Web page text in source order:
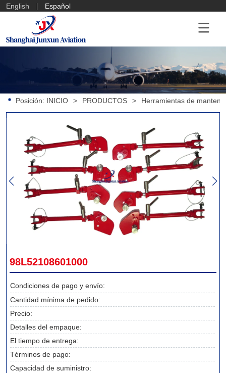
English Español
Posición: INICIO > PRODUCTOS > Herramientas de
98L52108601000
Condiciones de pago y envío:
Cantidad mínima de pedido:
Precio:
Detalles del empaque:
El tiempo de entrega:
Términos de pago:
Capacidad de suministro: